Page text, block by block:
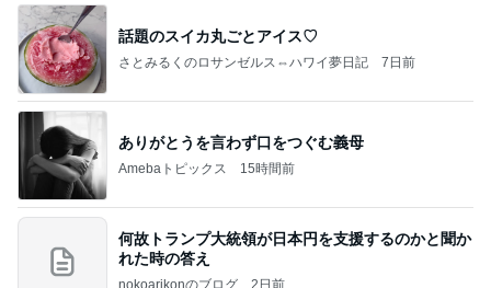
話題のスイカ丸ごとアイス♡
さとみるくのロサンゼルス⇔ハワイ夢日記 7日前
ありがとうを言わず口をつぐむ義母
Amebaトピックス 15時間前
何故トランプ大統領が日本円を支援するのかと聞か
れた時の答え
nokoarikonのブログ 2日前